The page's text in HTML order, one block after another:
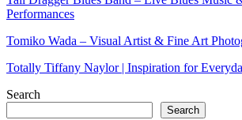
Performances
Tomiko Wada – Visual Artist & Fine Art
Totally Tiffany Naylor | Inspiration for
Search
Search